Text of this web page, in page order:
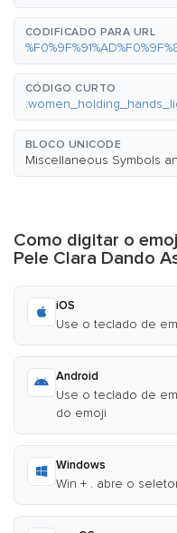
CODIFICADO PARA URL
CÓDIGO CURTO
BLOCO UNICODE
Miscellaneous Symbols
Como digitar o
Pele Clara Dando
iOS
Use o teclado de
Android
Use o teclado de
do emoji
Windows
Win + . abre o